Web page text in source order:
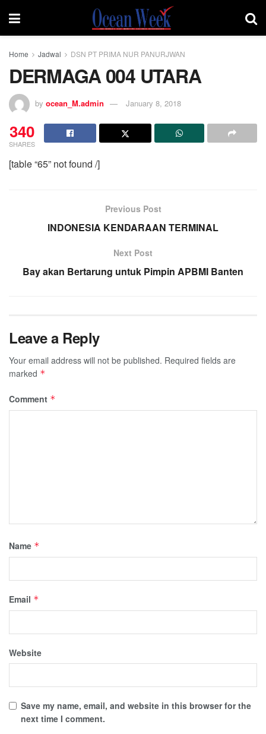
Home Jadwal DSN PT PRIMA NUR PANURJWAN
DERMAGA 004 UTARA
by ocean_M.admin January 8, 2018
340
SHARES
[table “65” not found /]
Previous Post
INDONESIA KENDARAAN TERMINAL
Next Post
Bay akan Bertarung untuk Pimpin APBMI Banten
Leave a Reply
Your email address will not be published. Required fields are
marked *
Comment *
Name *
Email *
Website
Save my name, email, and website in this browser for the
next time I comment.